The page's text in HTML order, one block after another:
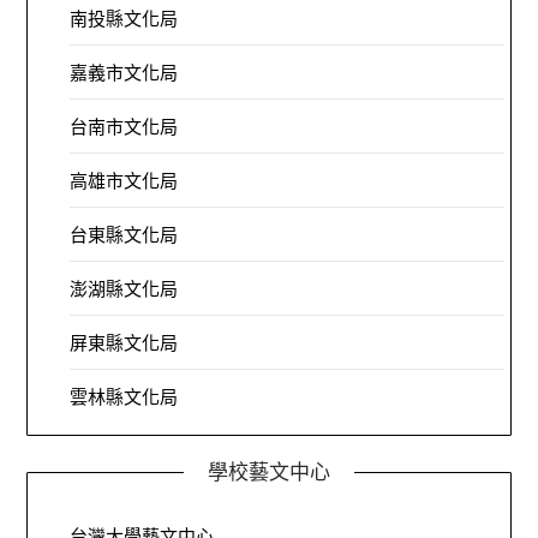
南投縣文化局
嘉義市文化局
台南市文化局
高雄市文化局
台東縣文化局
澎湖縣文化局
屏東縣文化局
雲林縣文化局
學校藝文中心